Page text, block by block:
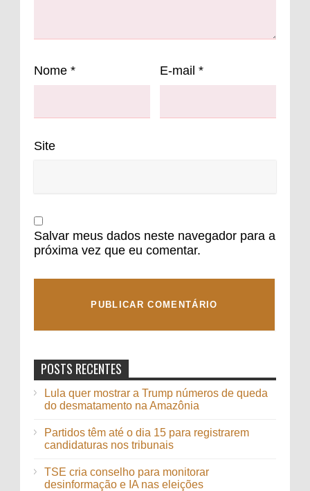
Nome * E-mail *
Site
Salvar meus dados neste navegador para a
próxima vez que eu comentar.
POSTS RECENTES
Lula quer mostrar a Trump números de queda
do desmatamento na Amazônia
Partidos têm até o dia 15 para registrarem
candidaturas nos tribunais
TSE cria conselho para monitorar
desinformação e IA nas eleições